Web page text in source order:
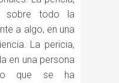
sobre todo la
a algo, en una
La pericia,
en una persona
que se ha